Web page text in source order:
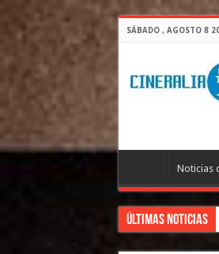
SÁBADO , AGOSTO 8
Noticias
Últimas Noticias